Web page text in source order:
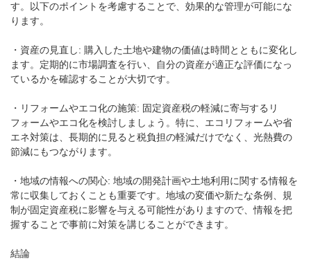
す。以下のポイントを考慮することで、効果的な管理が可能にな
ります。
・資産の見直し: 購入した土地や建物の価値は時間とともに変化し
ます。定期的に市場調査を行い、自分の資産が適正な評価になっ
ているかを確認することが大切です。
・リフォームやエコ化の施策: 固定資産税の軽減に寄与するリ
フォームやエコ化を検討しましょう。特に、エコリフォームや省
エネ対策は、長期的に見ると税負担の軽減だけでなく、光熱費の
節減にもつながります。
・地域の情報への関心: 地域の開発計画や土地利用に関する情報を
常に収集しておくことも重要です。地域の変価や新たな条例、規
制が固定資産税に影響を与える可能性がありますので、情報を把
握することで事前に対策を講じることができます。
結論